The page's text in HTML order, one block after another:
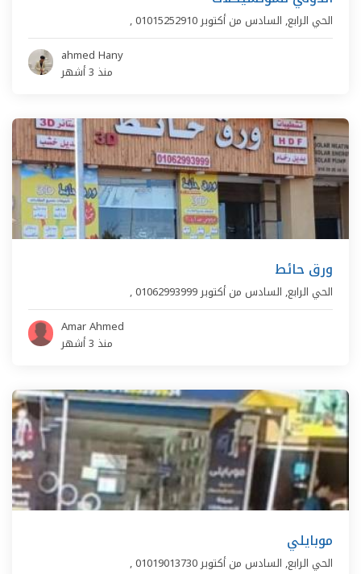
, الحي الرابع, السادس من أكتوبر
ahmed Hany
منذ 3 أشهر
ورق حائط
, الحي الرابع, السادس من أكتوبر
Amar Ahmed
منذ 3 أشهر
موبايلي
, الحي الرابع, السادس من أكتوبر